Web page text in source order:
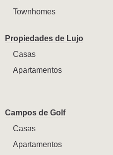
Townhomes
Propiedades de Lujo
Casas
Apartamentos
Campos de Golf
Casas
Apartamentos